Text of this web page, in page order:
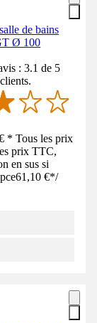
de bains
Ø 100
: 3.1 de 5
* Tous les prix
prix TTC,
en sus si
61,10 €*/